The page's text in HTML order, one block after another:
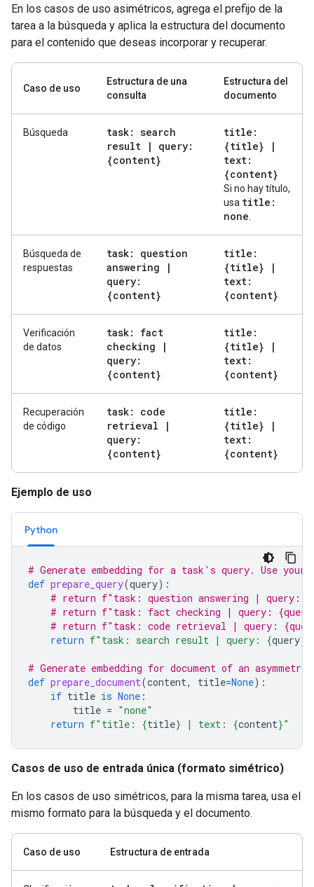
En los casos de uso asimétricos, agrega el prefijo de la
tarea a la búsqueda y aplica la estructura del documento
para el contenido que deseas incorporar y recuperar.
Caso de uso
Estructura de una
consulta
Estructura del
documento
Búsqueda
task: search
result
|
query:
{content}
title:
{title}
|
text:
{content}
Si no hay título,
usa title:
none
Búsqueda de
respuestas
task: question
answering
|
query:
{content}
title:
{title}
|
text:
{content}
Verificación
de datos
task: fact
checking
|
query:
{content}
title:
{title}
|
text:
{content}
Recuperación
de código
task: code
retrieval
|
query:
{content}
title:
{title}
|
text:
{content}
Ejemplo de uso
Python
# Generate embedding for a task's query. Use
def prepare_query(query):
# return f"task: question answering | query:
# return f"task: fact checking | query:
# return f"task: code retrieval | query:
return f"task: search result | query: {query}
# Generate embedding for document of an
def prepare_document(content, title=None):
if title is None :
title = "none"
return f"title: {title} | text: {content}"
Casos de uso de entrada única (formato simétrico)
En los casos de uso simétricos, para la misma tarea, usa el
mismo formato para la búsqueda y el documento.
Caso de uso Estructura de entrada